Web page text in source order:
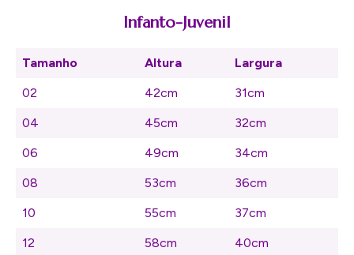
Infanto-Juvenil
Tamanho Altura
Largura
02
42cm
31cm
04
45cm
32cm
06
49cm
34cm
08
53cm
36cm
10
55cm
37cm
12
58cm
40cm